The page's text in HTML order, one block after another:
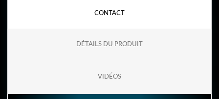
CONTACT
DÉTAILS DU PRODUIT
VIDÉOS